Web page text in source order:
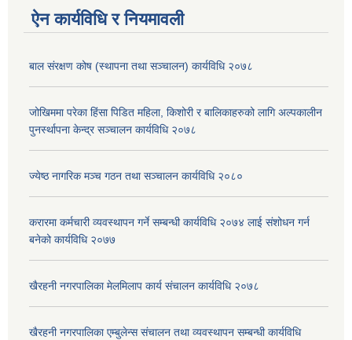
ऐन कार्यविधि र नियमावली
बाल संरक्षण कोष (स्थापना तथा सञ्चालन) कार्यविधि २०७८
जोखिममा परेका हिंसा पिडित महिला, किशोरी र बालिकाहरुको लागि अल्पकालीन
पुनर्स्थापना केन्द्र सञ्चालन कार्यविधि २०७८
ज्येष्ठ नागरिक मञ्च गठन तथा सञ्चालन कार्यविधि २०८०
करारमा कर्मचारी व्यवस्थापन गर्ने सम्बन्धी कार्यविधि २०७४ लाई संशोधन गर्न
बनेको कार्यविधि २०७७
खैरहनी नगरपालिका मेलमिलाप कार्य संचालन कार्यविधि २०७८
खैरहनी नगरपालिका एम्बुलेन्स संचालन तथा व्यवस्थापन सम्बन्धी कार्यविधि